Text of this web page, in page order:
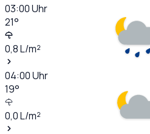
03:00Uhr
21°
0,8L/m²
04:00Uhr
19°
0,0L/m²